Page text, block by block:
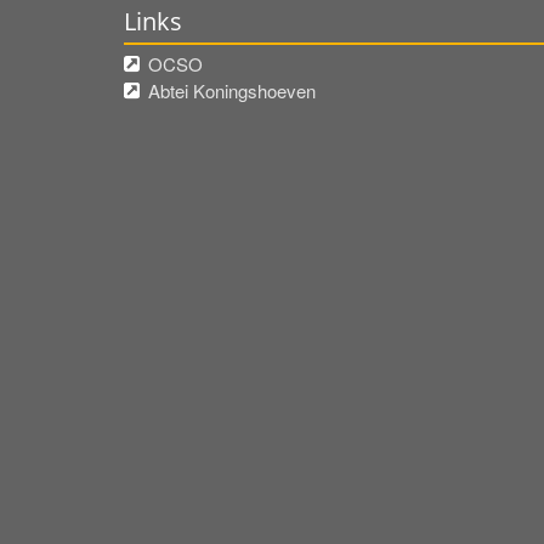
Links
OCSO
Abtei Koningshoeven